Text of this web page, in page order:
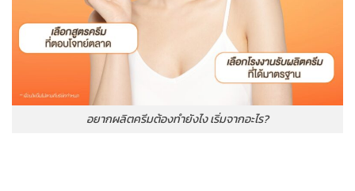
อยากผลิตครีมต้องทำยังไง เริ่มจากอะไร?